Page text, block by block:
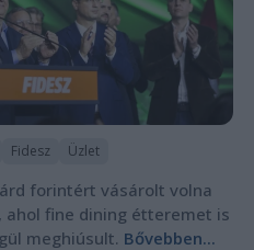
Fidesz Üzlet
forintért vásárolt volna
ahol fine dining étteremet is
meghiúsult. Bővebben...